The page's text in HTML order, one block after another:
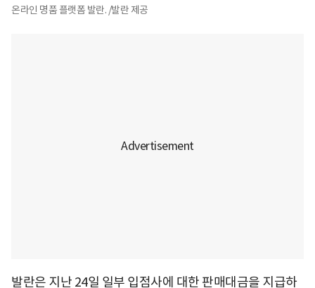
온라인 명품 플랫폼 발란. /발란 제공
발란은 지난 24일 일부 입점사에 대한 판매대금을 지급하